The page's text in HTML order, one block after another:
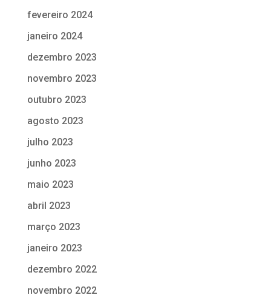
fevereiro 2024
janeiro 2024
dezembro 2023
novembro 2023
outubro 2023
agosto 2023
julho 2023
junho 2023
maio 2023
abril 2023
março 2023
janeiro 2023
dezembro 2022
novembro 2022